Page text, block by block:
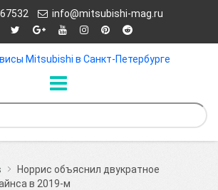
info@mitsubishi-mag.ru
Норрис объяснил двукратное
в 2019-м